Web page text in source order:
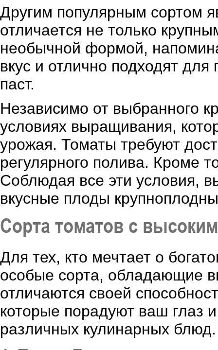
Другим популярным сортом
отличается не только
необычной формой,
вкус и отлично подходят
паст.
Независимо от выбранного
условиях выращивания,
урожая. Томаты требуют
регулярного полива. Кроме
Соблюдая все эти условия,
вкусные плоды
Сортa томатов с
Для тех, кто мечтает о
особые сорта, обладающие
отличаются своей
которые порадуют ваш глаз
различных кулинарных блюд.